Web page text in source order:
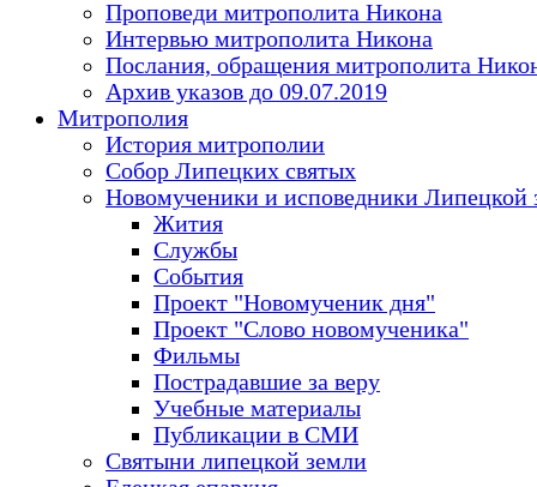
Проповеди митрополита Никона
Интервью митрополита Никона
Послания, обращения митрополита
Архив указов до 09.07.2019
Митрополия
История митрополии
Собор Липецких святых
Новомученики и исповедники Липецкой
Жития
Службы
События
Проект "Новомученик дня"
Проект "Слово новомученика"
Фильмы
Пострадавшие за веру
Учебные материалы
Публикации в СМИ
Святыни липецкой земли